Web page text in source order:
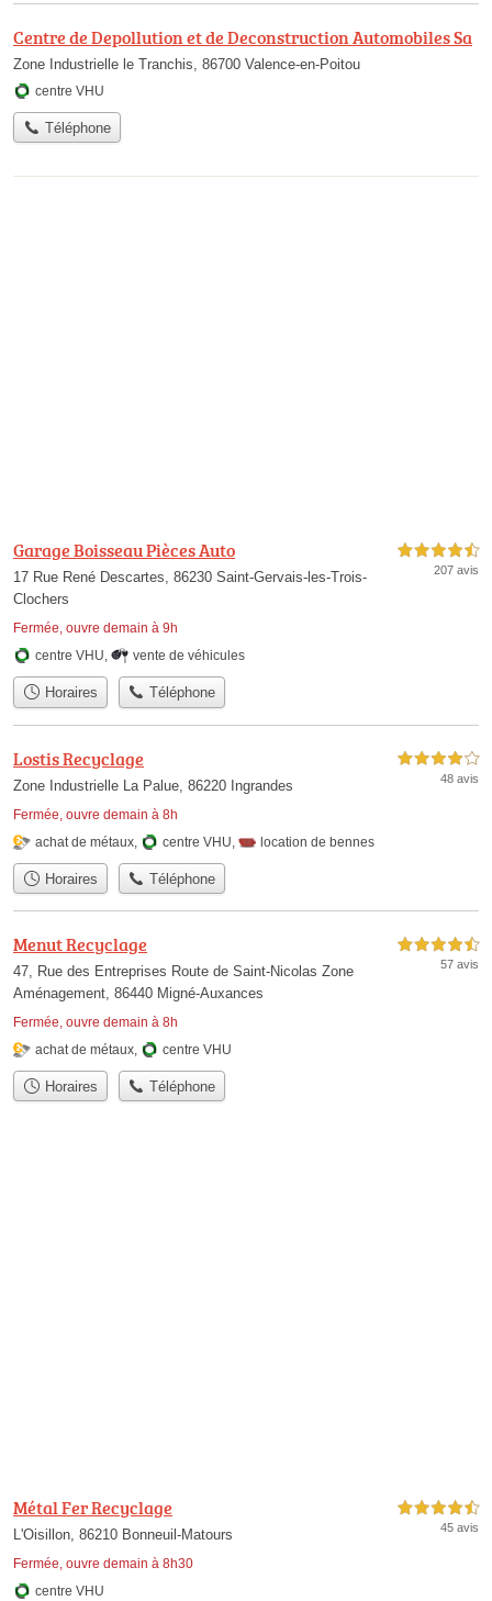
Centre de Depollution et de Deconstruction Automobiles Sa
Zone Industrielle le Tranchis, 86700 Valence-en-Poitou
centre VHU
Téléphone
Garage Boisseau Pièces Auto
17 Rue René Descartes, 86230 Saint-Gervais-les-Trois-
Clochers
Fermée, ouvre demain à 9h
4,5 étoiles sur 5
207 avis
centre VHU, vente de véhicules
Horaires Téléphone
Lostis Recyclage
Zone Industrielle La Palue, 86220 Ingrandes
Fermée, ouvre demain à 8h
4,0 étoiles sur 5
48 avis
achat de métaux centre VHU location de bennes
Horaires Téléphone
Menut Recyclage
47, Rue des Entreprises Route de Saint-Nicolas Zone
Aménagement, 86440 Migné-Auxances
Fermée, ouvre demain à 8h
4,5 étoiles sur 5
57 avis
achat de métaux, centre VHU
Horaires Téléphone
Métal Fer Recyclage
L'Oisillon, 86210 Bonneuil-Matours
Fermée, ouvre demain à 8h30
4,5 étoiles sur 5
45 avis
centre VHU